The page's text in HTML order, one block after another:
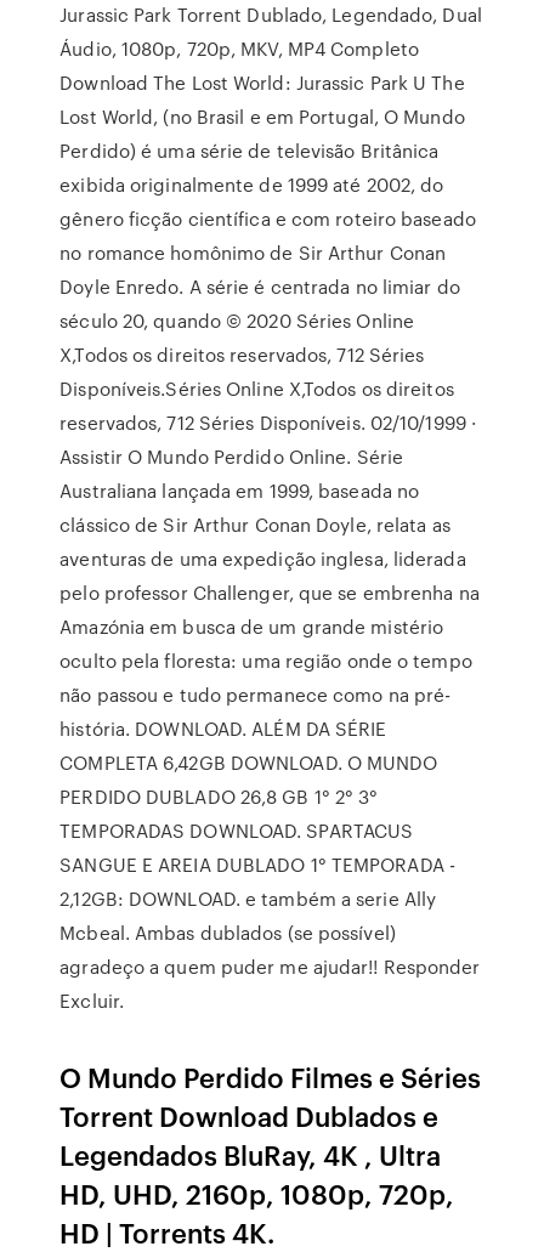
Jurassic Park Torrent Dublado, Legendado, Dual
Áudio, 1080p, 720p, MKV, MP4 Completo
Download The Lost World: Jurassic Park U The
Lost World, (no Brasil e em Portugal, O Mundo
Perdido) é uma série de televisão Britânica
exibida originalmente de 1999 até 2002, do
gênero ficção científica e com roteiro baseado
no romance homônimo de Sir Arthur Conan
Doyle Enredo. A série é centrada no limiar do
século 20, quando © 2020 Séries Online
X,Todos os direitos reservados, 712 Séries
Disponíveis.Séries Online X,Todos os direitos
reservados, 712 Séries Disponíveis. 02/10/1999 ·
Assistir O Mundo Perdido Online. Série
Australiana lançada em 1999, baseada no
clássico de Sir Arthur Conan Doyle, relata as
aventuras de uma expedição inglesa, liderada
pelo professor Challenger, que se embrenha na
Amazónia em busca de um grande mistério
oculto pela floresta: uma região onde o tempo
não passou e tudo permanece como na pré-
história. DOWNLOAD. ALÉM DA SÉRIE
COMPLETA 6,42GB DOWNLOAD. O MUNDO
PERDIDO DUBLADO 26,8 GB 1° 2° 3°
TEMPORADAS DOWNLOAD. SPARTACUS
SANGUE E AREIA DUBLADO 1° TEMPORADA -
2,12GB: DOWNLOAD. e também a serie Ally
Mcbeal. Ambas dublados (se possível)
agradeço a quem puder me ajudar!! Responder
Excluir.
O Mundo Perdido Filmes e Séries
Torrent Download Dublados e
Legendados BluRay, 4K , Ultra
HD, UHD, 2160p, 1080p, 720p,
HD | Torrents 4K.